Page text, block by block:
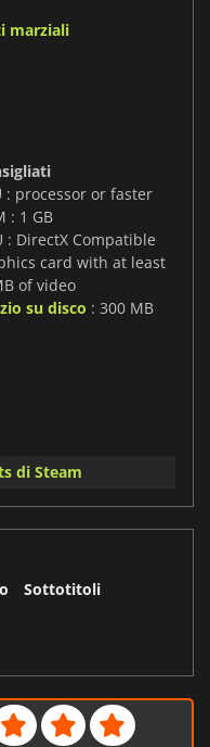
marziali
: processor or faster
: 1 GB
: DirectX Compatible
card with at least
of video
su disco : 300 MB
di Steam
Sottotitoli